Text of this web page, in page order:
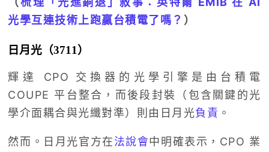
光學互連技術上跑贏台積電了嗎？ ）
日月光（3711）
輝達 CPO 交換器的光學引擎是由台積電
COUPE 平台整合，而後段封裝（包含關鍵的光
學介面耦合與光纖對準）則由日月光負責 。
然而。日月光官方在法說會中明確表示，CPO 業